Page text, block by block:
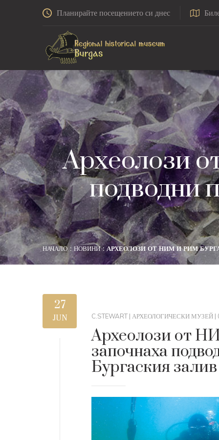
Планирайте посещението си днес
Археолози
подводни
НАЧАЛО НОВИНИ АРХЕОЛОЗИ ОТ НИМ И РИМ
27
JUN C.STEWART | АРХЕОЛОГИЧЕСКИ МУЗЕЙ |
Археолози от
започнаха
Бургаския залив